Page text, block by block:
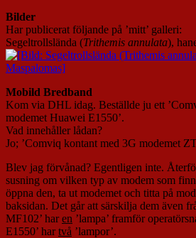
Bilder
Har publicerat följande på ’mitt’ galleri:
Segeltrollslända (Trithemis annulata),
Mobild Bredband
Kom via DHL idag. Beställde ju ett
modemet Huawei E1550’.
Vad innehåller lådan?
Jo; ’Comviq kontant med 3G modemet
Blev jag förvånad? Egentligen inte.
susning om vilken typ av modem som
öppna den, ta ut modemet och titta på
baksidan. Det går att särskilja dem även
MF102’ haren ’lampa’ framför
E1550’ hartvå ’lampor’.